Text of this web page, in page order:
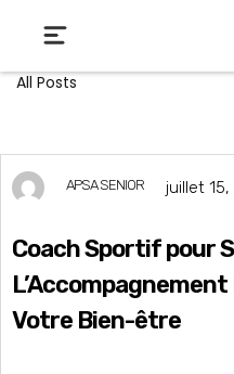
All Posts
APSA SENIOR juillet
Coach Sportif pour
Votre Bien-être